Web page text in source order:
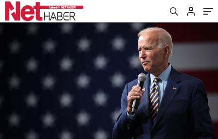
parçasıdır!